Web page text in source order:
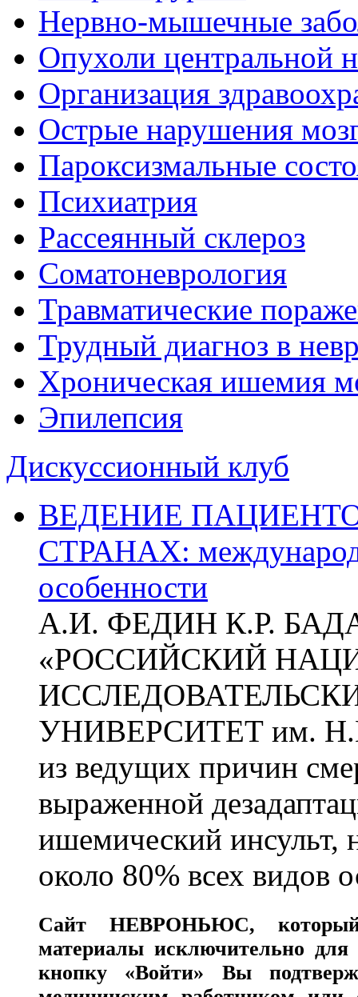
Нервно-мышечные
Опухоли центральной
Организация
Острые нарушения
Пароксизмальные
Психиатрия
Рассеянный склероз
Соматоневрология
Травматические
Трудный диагноз в
Хроническая ишемия
Эпилепсия
Дискуссионный клуб
ВЕДЕНИЕ
СТРАНАХ:
особенности
А.И. ФЕДИН К.Р.
«РОССИЙСКИЙ
УНИВЕРСИТЕТ им.
из ведущих причин
выраженной
ишемический инсульт,
около 80% всех видов
СайтНЕВРОНЬЮС,
материалы исключительно для
кнопку «Войти» Вы